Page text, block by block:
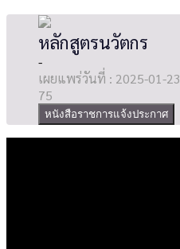
หลักสูตรนวัตกร
-
เผยแพร่วันที่ : 2025-01-
75
หนังสือราชการแจ้งประกาศ